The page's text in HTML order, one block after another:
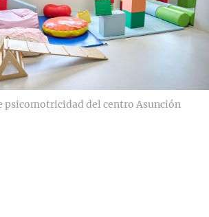
psicomotricidad del centro Asunción